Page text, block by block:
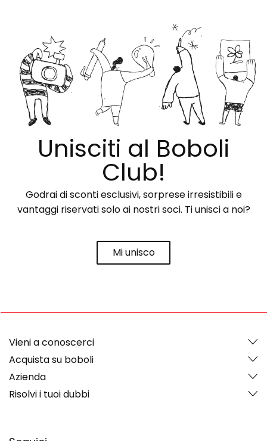
Unisciti al Boboli
Club!
Godrai di sconti esclusivi, sorprese irresistibili e
vantaggi riservati solo ai nostri soci. Ti unisci a noi?
Mi unisco
Vieni a conoscerci
Acquista su boboli
Azienda
Risolvi i tuoi dubbi